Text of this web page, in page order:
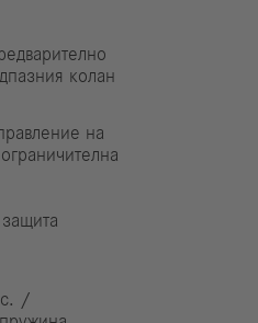
колан
на
/